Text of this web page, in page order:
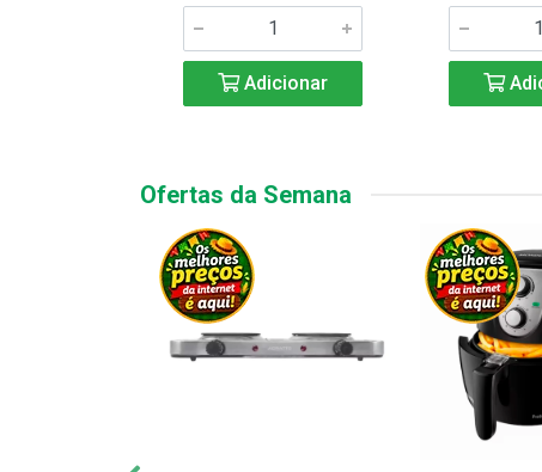
Adicionar
Ofertas da Semana